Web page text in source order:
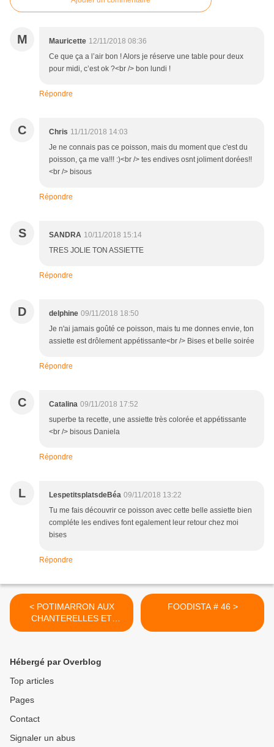
M Mauricette 12/11/2018 08:36
Ce que ça a l’air bon ! Alors je réserve une table pour deux
pour midi, c’est ok ?<br /> bon lundi !
Répondre
C Chris 11/11/2018 14:03
Je ne connais pas ce poisson, mais du moment que c'est du
poisson, ça me va!!! :)<br /> tes endives osnt joliment dorées!!
<br /> bisous
Répondre
S SANDRA 10/11/2018 15:14
TRES JOLIE TON ASSIETTE
Répondre
D delphine 09/11/2018 18:50
Je n'ai jamais goûté ce poisson, mais tu me donnes envie, ton
assiette est drôlement appétissante<br /> Bises et belle soirée
Répondre
C Catalina 09/11/2018 17:52
superbe ta recette, une assiette très colorée et appétissante
<br /> bisous Daniela
Répondre
L LespetitsplatsdeBéa 09/11/2018 13:22
Tu me fais découvrir ce poisson avec cette belle assiette bien
compléte les endives font egalement leur retour chez moi
bises
Répondre
< POTIMARRON AUX
CHANTERELLES ET
CANTAL
FOODISTA # 46 >
Hébergé par Overblog
Top articles
Pages
Contact
Signaler un abus